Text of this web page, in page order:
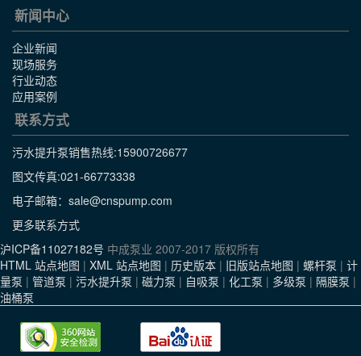
新闻中心
企业新闻
现场服务
行业动态
应用案例
联系方式
污水提升泵销售热线:15900726677
图文传真:021-66773338
电子邮箱：sale@cnspump.com
更多联系方式
沪ICP备11027182号 中成泵业 2007-2017 版权所有
HTML 站点地图 | XML 站点地图 | 历史版本 | 旧版站点地图 | 螺杆泵 | 计
量泵 | 管道泵 | 污水提升泵 | 磁力泵 | 自吸泵 | 化工泵 | 多级泵 | 隔膜泵 |
油桶泵